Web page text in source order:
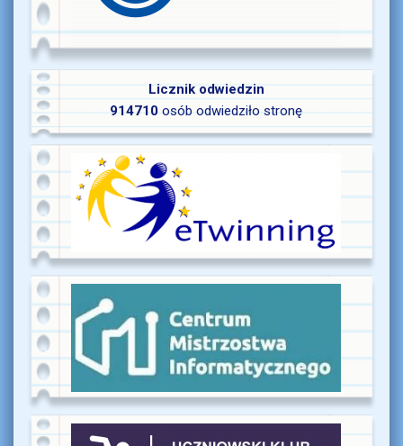
Licznik odwiedzin
914710 osób odwiedziło stronę